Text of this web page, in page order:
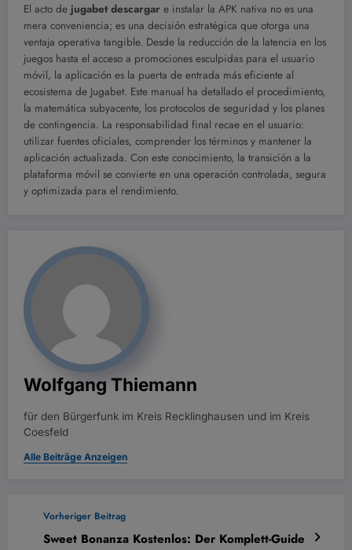
El acto de jugabet descargar e instalar la APK nativa no es una
mera conveniencia; es una decisión estratégica que otorga una
ventaja operativa tangible. Desde la reducción de la latencia en los
juegos hasta el acceso a promociones esculpidas para el usuario
móvil, la aplicación es la puerta de entrada más eficiente al
ecosistema de Jugabet. Este manual ha detallado el procedimiento,
la matemática subyacente, los protocolos de seguridad y los planes
de contingencia. La responsabilidad final recae en el usuario:
utilizar fuentes oficiales, comprender los términos y mantener la
aplicación actualizada. Con este conocimiento, la transición a la
plataforma móvil se convierte en una operación controlada, segura
y optimizada para el rendimiento.
Wolfgang Thiemann
für den Bürgerfunk im Kreis Recklinghausen und im Kreis
Coesfeld
Alle Beiträge Anzeigen
Vorheriger Beitrag
Sweet Bonanza Kostenlos: Der Komplett-Guide